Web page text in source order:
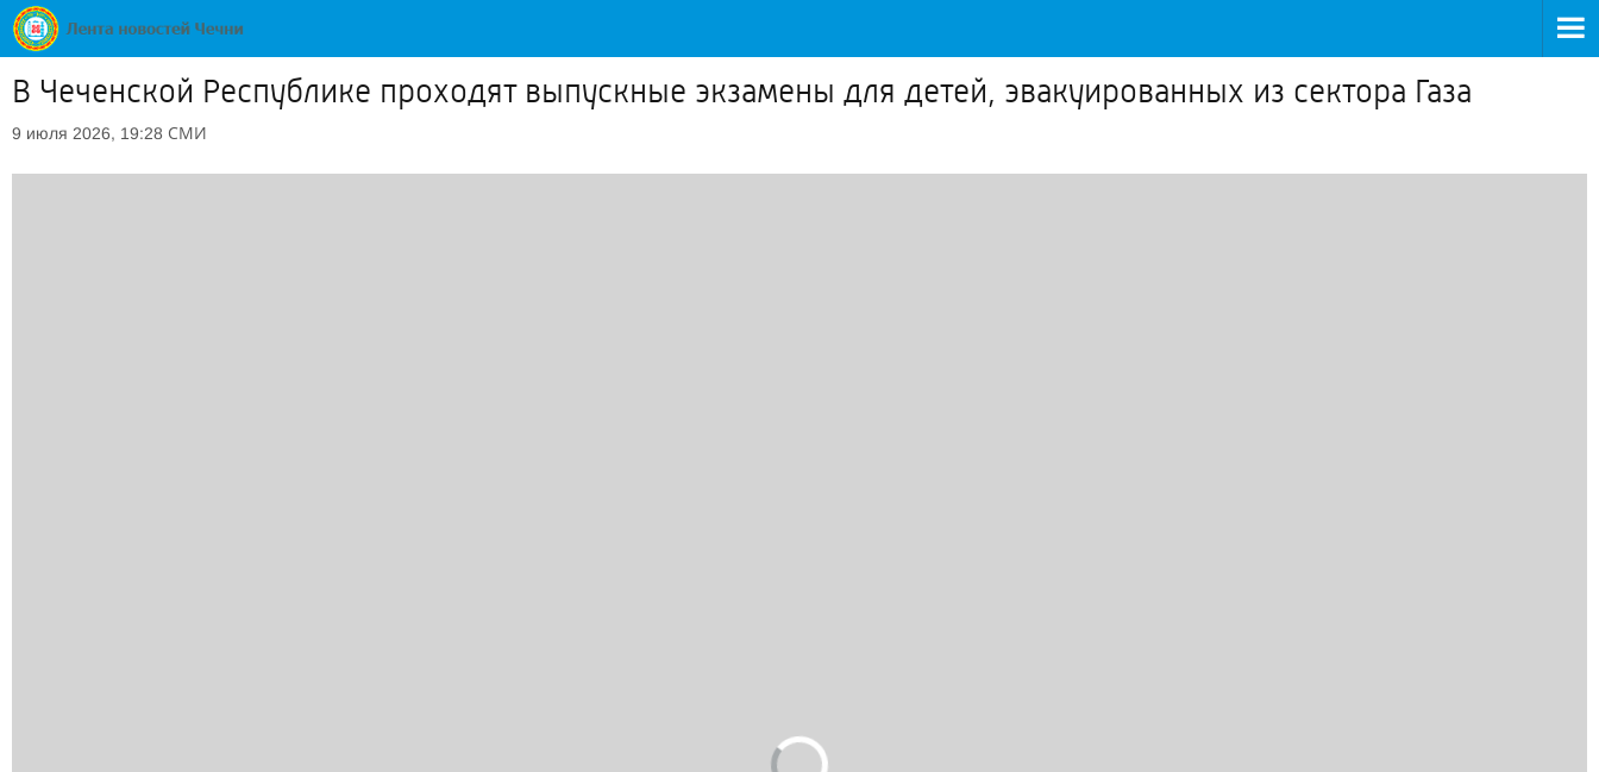
В Чеченской Республике проходят выпускные экзамены для детей, эвакуированных из сектора Газа
9 июля 2026, 19:28 СМИ